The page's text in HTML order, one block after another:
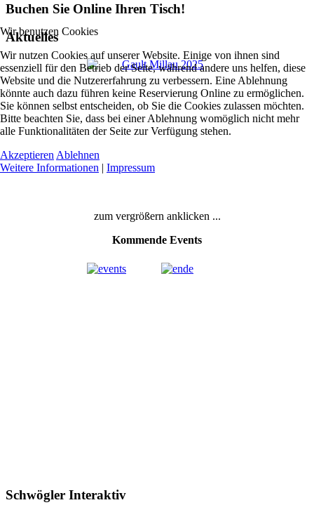
Buchen Sie Online Ihren Tisch!
Aktuelles
zum vergrößern anklicken ...
Kommende Events
Schwögler Interaktiv
Wir benutzen Cookies
Wir nutzen Cookies auf unserer Website. Einige von ihnen sind
essenziell für den Betrieb der Seite, während andere uns helfen, diese
Website und die Nutzererfahrung zu verbessern. Eine Ablehnung
könnte auch dazu führen keine Reservierung Online zu ermöglichen.
Sie können selbst entscheiden, ob Sie die Cookies zulassen möchten.
Bitte beachten Sie, dass bei einer Ablehnung womöglich nicht mehr
alle Funktionalitäten der Seite zur Verfügung stehen.
Akzeptieren Ablehnen
Weitere Informationen | Impressum